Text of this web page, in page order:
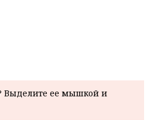
Выделите ее мышкой и